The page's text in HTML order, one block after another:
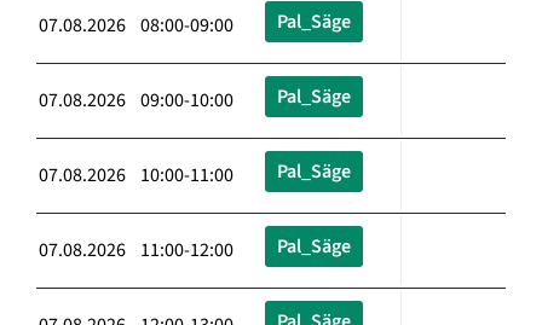
07.08.2026 08:00-09:00 Pal_Säge
07.08.2026 09:00-10:00 Pal_Säge
07.08.2026 10:00-11:00 Pal_Säge
07.08.2026 11:00-12:00 Pal_Säge